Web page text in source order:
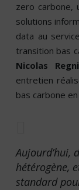
zero carbone,
solutions
data au
transition bas
Nicolas
entretien
bas carbone
Aujourd’hui,
hétérogène,
standard